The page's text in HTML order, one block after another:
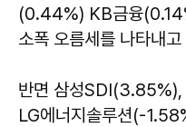
(0.44%) KB금융
소폭 오름세를 나타내고
반면 삼성
LG에너지솔루션(-